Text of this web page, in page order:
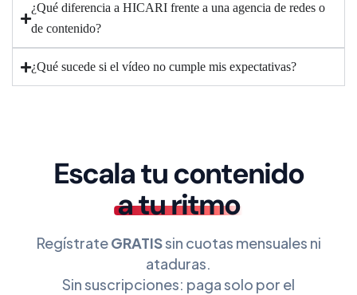
¿Qué diferencia a HICARI frente a una agencia de redes o
de contenido?
¿Qué sucede si el vídeo no cumple mis expectativas?
Escala tu contenido
a tu ritmo
RegístrateGRATISsin cuotas mensuales ni
ataduras.
Sin suscripciones: paga solo por el